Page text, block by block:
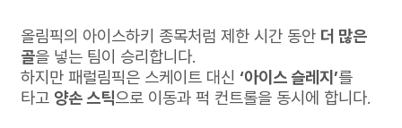
올림픽의 아이스하키 종목처럼 제한 시간 동안 더 많은
골을 넣는 팀이 승리합니다.
하지만 패럴림픽은 스케이트 대신‘아이스 슬레지’를
타고 양손 스틱으로 이동과 퍽 컨트롤을 동시에 합니다.